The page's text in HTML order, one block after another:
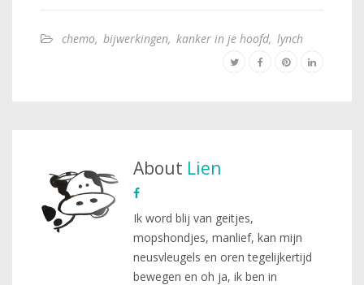
chemo, bijwerkingen, kanker in je hoofd, lynch
About Lien
Ik word blij van geitjes,
mopshondjes, manlief, kan mijn
neusvleugels en oren tegelijkertijd
bewegen en oh ja, ik ben in